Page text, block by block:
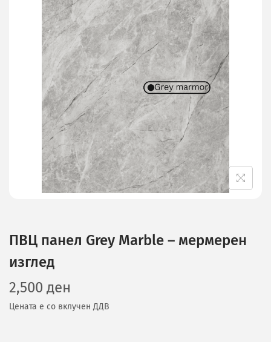
ПВЦ панел Grey Marble – мермерен
изглед
2,500 ден
Цената е со вклучен ДДВ